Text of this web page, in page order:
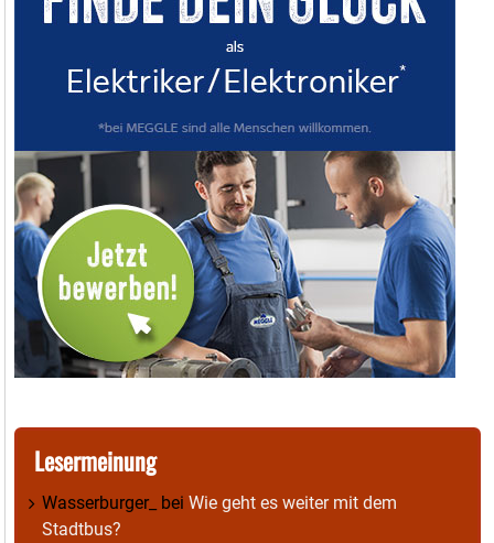
Lesermeinung
Wasserburger_ bei Wie geht es weiter mit dem
Stadtbus?